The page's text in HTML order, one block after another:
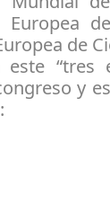
Europea
de
“tres
y